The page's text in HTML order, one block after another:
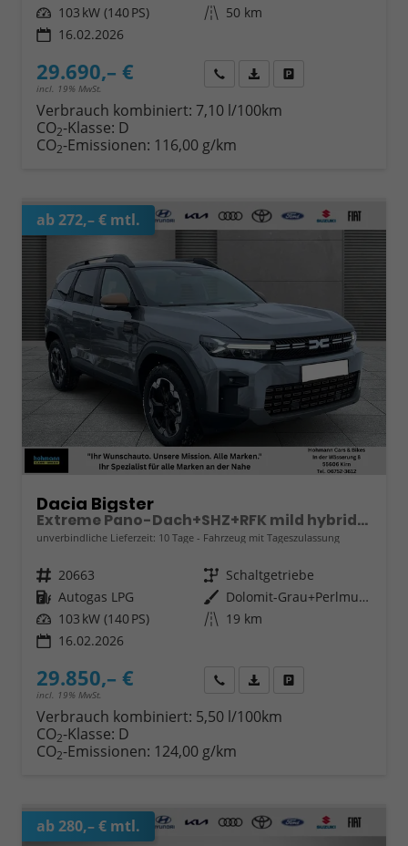
Leistung 103 kW (140 PS) Kilometerstand 50 km
16.02.2026
29.690,– €
incl. 19% MwSt.
Wir rufen Sie anFahrzeugexposé (PDF)
Verbrauch kombiniert: 7,10 l/100km
CO2-Klasse: D
CO2-Emissionen: 116,00 g/km
ab 272,– € mtl.
Dacia Bigster
Extreme Pano-Dach+SHZ+RFK mild hybrid-G 140 LPG
unverbindliche Lieferzeit: 10 Tage Fahrzeug mit Tageszulassung
Fahrzeugnr. 20663 Getriebe Schaltgetriebe
Kraftstoff Autogas LPG Außenfarbe
Dolomit-Grau+Perlmutt-Schwarz
Leistung 103 kW (140 PS) Kilometerstand 19 km
16.02.2026
29.850,– €
incl. 19% MwSt.
Wir rufen Sie anFahrzeugexposé (PDF)
Verbrauch kombiniert: 5,50 l/100km
CO2-Klasse: D
CO2-Emissionen: 124,00 g/km
ab 280,– € mtl.